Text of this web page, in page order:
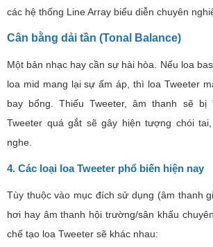
các hệ thống Line Array biểu diễn chuyên
Cân bằng dải tần (Tonal Balance)
Một bản nhạc hay cần sự hài hòa. Nếu loa
loa mid mang lại sự ấm áp, thì loa Tweeter
bay bổng. Thiếu Tweeter, âm thanh sẽ bị
Tweeter quá gắt sẽ gây hiện tượng chói
nghe.
4. Các loại loa Tweeter phổ biến hiện nay
Tùy thuộc vào mục đích sử dụng (âm thanh
hơi hay âm thanh hội trường/sân khấu
chế tạo loa Tweeter sẽ khác nhau: